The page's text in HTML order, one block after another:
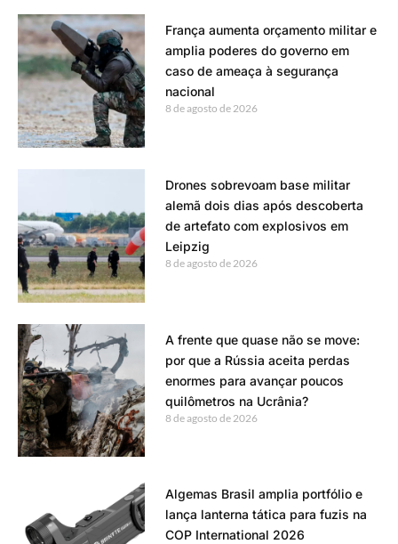
França aumenta orçamento militar e
amplia poderes do governo em
caso de ameaça à segurança
nacional
8 de agosto de 2026
Drones sobrevoam base militar
alemã dois dias após descoberta
de artefato com explosivos em
Leipzig
8 de agosto de 2026
A frente que quase não se move:
por que a Rússia aceita perdas
enormes para avançar poucos
quilômetros na Ucrânia?
8 de agosto de 2026
Algemas Brasil amplia portfólio e
lança lanterna tática para fuzis na
COP International 2026